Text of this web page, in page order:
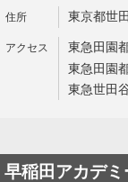
東京都世
東急田園
東急田園
東急世田
早稲田アカデミ